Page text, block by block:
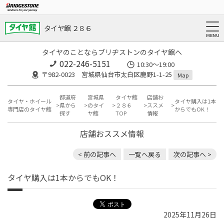
タイヤ館 ２８６
タイヤのことならブリヂストンのタイヤ館へ
022-246-5151
10:30～19:00
〒982-0023 宮城県仙台市太白区鹿野1-1-25
Map
タイヤ・ホイール
専門店のタイヤ館
都道府
県から
探す
宮城県
のタイ
ヤ館
タイヤ館
２８６
TOP
店舗お
ススメ
情報
タイヤ購入は1本
からでもOK！
店舗おススメ情報
< 前の記事へ 一覧へ戻る 次の記事へ >
タイヤ購入は1本からでもOK！
2025年11月26日